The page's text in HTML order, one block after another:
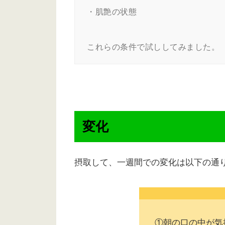
・肌艶の状態
変化
摂取して、一週間での変化は以下の通
①朝の口の中が気